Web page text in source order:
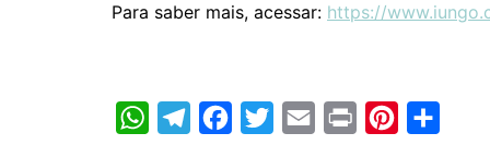
Para saber mais, acessar: https://
W